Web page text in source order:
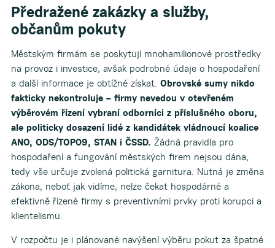
Předražené zakázky a služby,
občanům pokuty
Městským firmám se poskytují mnohamilionové prostředky
na provoz i investice, avšak podrobné údaje o hospodaření
a další informace je obtížné získat. Obrovské sumy nikdo
fakticky nekontroluje – firmy nevedou v otevřeném
výběrovém řízení vybraní odborníci z příslušného oboru,
ale politicky dosazení lidé z kandidátek vládnoucí koalice
ANO, ODS/TOP09, STAN i ČSSD. Žádná pravidla pro
hospodaření a fungování městských firem nejsou dána,
tedy vše určuje zvolená politická garnitura. Nutná je změna
zákona, neboť jak vidíme, nelze čekat hospodárné a
efektivně řízené firmy s preventivními prvky proti korupci a
klientelismu.
V rozpočtu je i plánované navýšení výběru pokut za špatné